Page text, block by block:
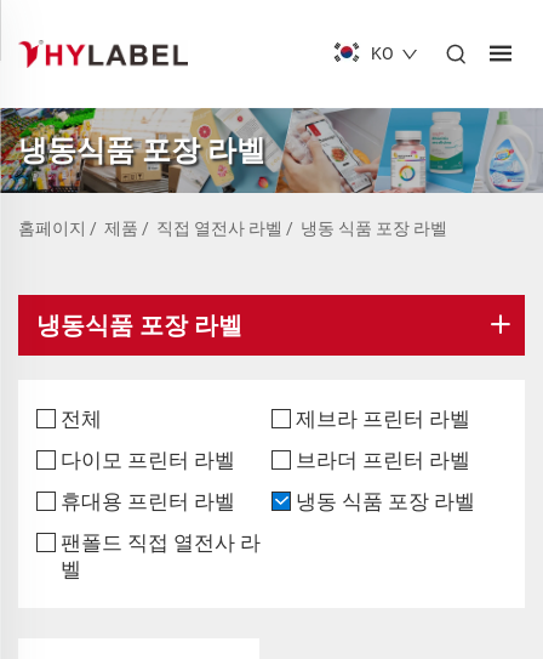
KO
냉동식품 포장 라벨
홈페이지 / 제품 / 직접 열전사 라벨 / 냉동 식품 포장 라벨
냉동식품 포장 라벨
전체
제브라 프린터 라벨
다이모 프린터 라벨
브라더 프린터 라벨
휴대용 프린터 라벨
냉동 식품 포장 라벨
팬폴드 직접 열전사 라
벨